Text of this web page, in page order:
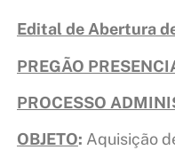
Edital de Abertura
PREGÃO
PROCESSO
OBJETO: Aquisição